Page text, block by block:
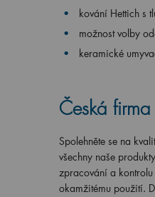
kování Hettich s
možnost volby
keramické
Česká
Spolehněte se na
všechny naše
zpracování a
okamžitému použití.